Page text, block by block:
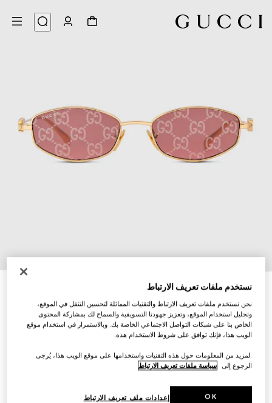
نظارات شمسية بإطار بيضوي
AED 2,295
تنويعاتباللون الذهبي
نستخدم ملفات تعريف الارتباط
نحن نستخدم ملفات تعريف الارتباط والتقنيات المماثلة لتحسين التنقل في الموقع،
وتحليل استخدام الموقع، وتعزيز جهودنا التسويقية والسماح لك بمشاركة المحتوى
الخاص بنا على شبكات التواصل الاجتماعي الخاصة بك. وبالاستمرار في استخدام موقع
الويب هذا، فإنك توافق على شروط الاستخدام هذه.
.لمزيد من المعلومات حول هذه التقنيات واستخدامها على موقع الويب هذا، يُرجى
الرجوع إلى سياسة ملفات تعريف الارتباط
إعدادات ملف تعريف الارتباط OK